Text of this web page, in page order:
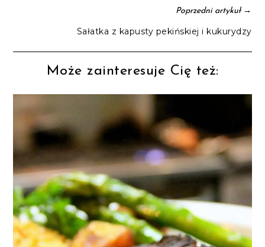
Poprzedni artykuł→
Sałatka z kapusty pekińskiej i kukurydzy
Może zainteresuje Cię też: